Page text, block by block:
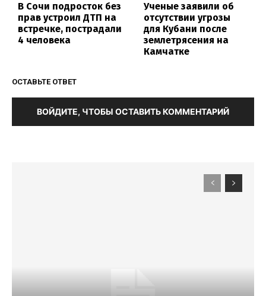
В Сочи подросток без
прав устроил ДТП на
встречке, пострадали
4 человека
Ученые заявили об
отсутствии угрозы
для Кубани после
землетрясения на
Камчатке
ОСТАВЬТЕ ОТВЕТ
ВОЙДИТЕ, ЧТОБЫ ОСТАВИТЬ КОММЕНТАРИЙ